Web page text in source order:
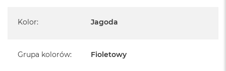
Kolor: Jagoda
Grupa kolorów: Fioletowy